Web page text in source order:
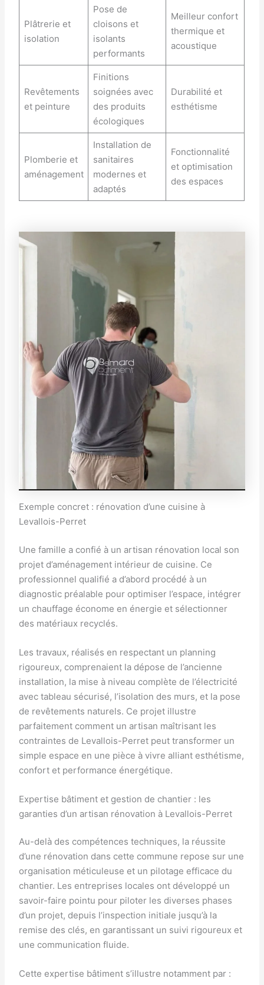
Plâtrerie et
isolation
Pose de
cloisons et
isolants
performants
Meilleur confort
thermique et
acoustique
Revêtements
et peinture
Finitions
soignées avec
des produits
écologiques
Durabilité et
esthétisme
Plomberie et
aménagement
Installation de
sanitaires
modernes et
adaptés
Fonctionnalité
et optimisation
des espaces
Exemple concret : rénovation d’une cuisine à
Levallois-Perret
Une famille a confié à un artisan rénovation local son
projet d’aménagement intérieur de cuisine. Ce
professionnel qualifié a d’abord procédé à un
diagnostic préalable pour optimiser l’espace, intégrer
un chauffage économe en énergie et sélectionner
des matériaux recyclés.
Les travaux, réalisés en respectant un planning
rigoureux, comprenaient la dépose de l’ancienne
installation, la mise à niveau complète de l’électricité
avec tableau sécurisé, l’isolation des murs, et la pose
de revêtements naturels. Ce projet illustre
parfaitement comment un artisan maîtrisant les
contraintes de Levallois-Perret peut transformer un
simple espace en une pièce à vivre alliant esthétisme,
confort et performance énergétique.
Expertise bâtiment et gestion de chantier : les
garanties d’un artisan rénovation à Levallois-Perret
Au-delà des compétences techniques, la réussite
d’une rénovation dans cette commune repose sur une
organisation méticuleuse et un pilotage efficace du
chantier. Les entreprises locales ont développé un
savoir-faire pointu pour piloter les diverses phases
d’un projet, depuis l’inspection initiale jusqu’à la
remise des clés, en garantissant un suivi rigoureux et
une communication fluide.
Cette expertise bâtiment s’illustre notamment par :